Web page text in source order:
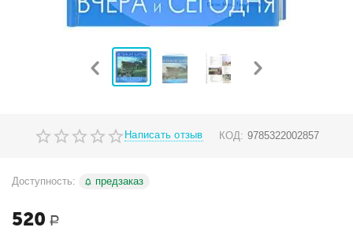
Написать отзыв КОД: 9785322002857
Доступность: предзаказ
520 Р